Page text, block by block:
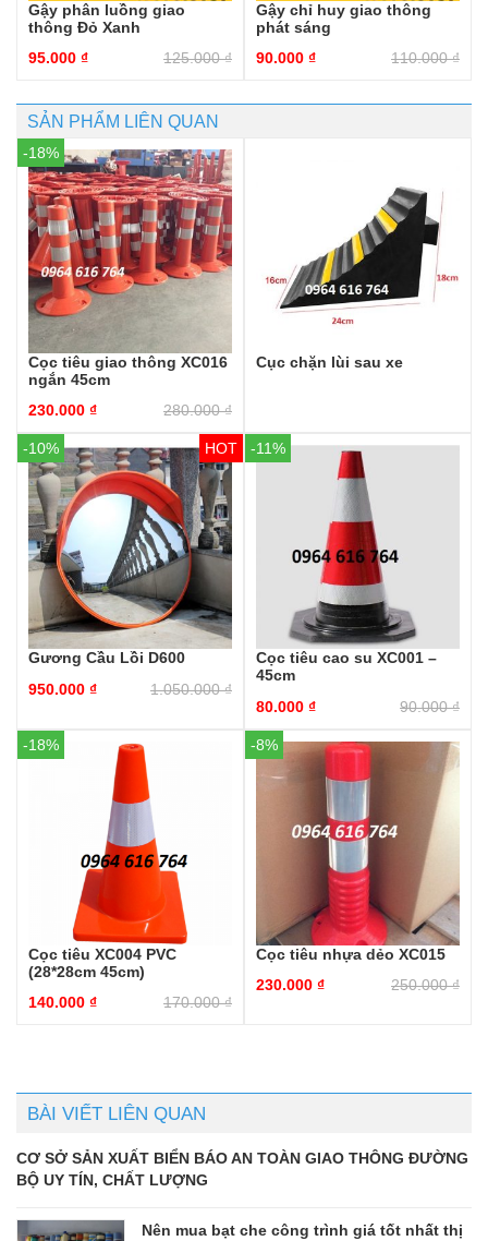
Gậy phân luồng giao
thông Đỏ Xanh
125.000₫
95.000 ₫
Gậy chỉ huy giao thông
phát sáng
110.000₫
90.000 ₫
SẢN PHẨM LIÊN QUAN
-18%
Cọc tiêu giao thông XC016
ngắn 45cm
280.000₫
230.000 ₫
Cục chặn lùi sau xe
-10%
Gương Cầu Lồi D600
1.050.000₫
950.000 ₫
-11%
Cọc tiêu cao su XC001 –
45cm
90.000₫
80.000 ₫
-18%
Cọc tiêu XC004 PVC
(28*28cm 45cm)
170.000₫
140.000 ₫
-8%
Cọc tiêu nhựa dẻo XC015
250.000₫
230.000 ₫
BÀI VIẾT LIÊN QUAN
CƠ SỞ SẢN XUẤT BIỂN BÁO AN TOÀN GIAO THÔNG ĐƯỜNG
BỘ UY TÍN, CHẤT LƯỢNG
Nên mua bạt che công trình giá tốt nhất thị